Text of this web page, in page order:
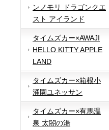
ンノモリ ドラゴンクエ
スト アイランド
タイムズカー×AWAJI
HELLO KITTY APPLE
LAND
タイムズカー×箱根小
涌園ユネッサン
タイムズカー×有馬温
泉 太閤の湯